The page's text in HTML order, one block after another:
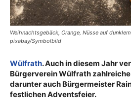
Weihnachtsgebäck, Orange, Nüsse auf
pixabay/Symbolbild
Wülfrath. Auch in diesem Jahr
Bürgerverein Wülfrath
darunter auch Bürgermeister
festlichen Adventsfeier.